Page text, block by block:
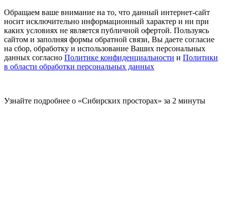
Обращаем ваше внимание на то, что данный интернет-сайт
носит исключительно информационный характер и ни при
каких условиях не является публичной офертой. Пользуясь
сайтом и заполняя формы обратной связи, Вы даете согласие
на сбор, обработку и использование Ваших персональных
данных согласно Политике конфиденциальности и Политики
в области обработки персональных данных
Узнайте подробнее о «Сибирских просторах» за 2 минуты